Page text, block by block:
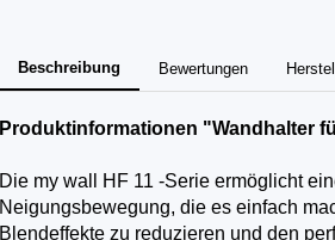
Beschreibung Bewertungen
Produktinformationen "Wandhalter
Die my wall HF 11 -Serie ermöglicht
Neigungsbewegung, die es einfach
Blendeffekte zu reduzieren und den